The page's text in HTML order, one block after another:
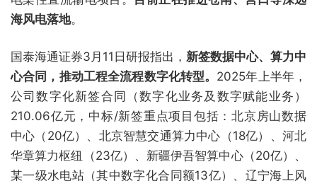
海风电落地。
国泰海通证券3月11日研报指出， 新签数据中心、算力中
心合同，推动工程全流程数字化转型。 2025年上半年，
公司数字化新签合同（数字化业务及数字赋能业务）
210.06亿元，中标/新签重点项目包括：北京房山数据
中心（20亿）、北京智慧交通算力中心（18亿）、河北
华章算力枢纽（23亿）、新疆伊吾智算中心（20亿）、
某一级水电站（其中数字化合同额13亿）、辽宁海上风